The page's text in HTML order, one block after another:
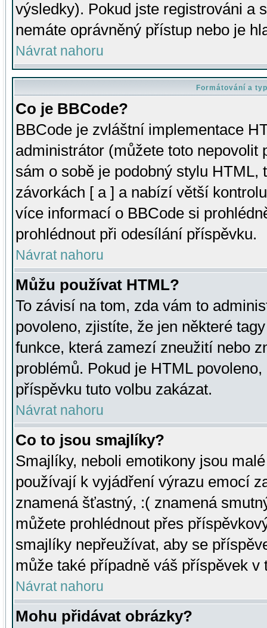
výsledky). Pokud jste registrováni a
nemáte oprávněný přístup nebo je
Návrat nahoru
Formátování a
Co je BBCode?
BBCode je zvláštní implementace
administrátor (můžete toto
sám o sobě je podobný stylu HTML,
závorkách [ a ] a nabízí větší
více informací o BBCode si
prohlédnout při odesílání příspěvku.
Návrat nahoru
Můžu používat HTML?
To závisí na tom, zda vám to
povoleno, zjistíte, že jen některé
funkce, která zamezí zneužití nebo
problémů. Pokud je HTML
příspěvku tuto volbu zakázat.
Návrat nahoru
Co to jsou smajlíky?
Smajlíky, neboli emotikony jsou
používají k vyjádření výrazu emocí
znamená šťastný, :( znamená
můžete prohlédnout přes
smajlíky nepřeužívat, aby se
může také případně váš příspěvek v
Návrat nahoru
Mohu přidávat obrázky?